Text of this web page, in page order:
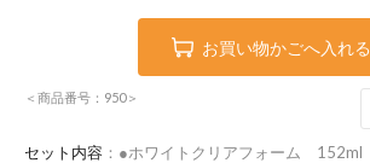
お買い物かごへ入れる
＜商品番号：950＞
セット内容 ：●ホワイトクリアフォーム 152ml